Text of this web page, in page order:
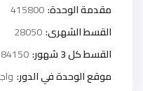
مقدمة الوحدة:415800
القسط الشهرى:28050
القسط كل 3 شهور:
84150
موقع الوحدة في الدور: